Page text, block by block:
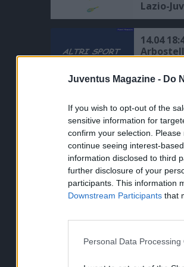
Juventus Magazine - Do
If you wish to opt-out of the
sensitive information for
confirm your selection.
continue seeing interest-
information disclosed to third
further disclosure of your
participants. This information
Downstream Participants that
Personal Data Processing
Lazio-
14.04
Giorgio
palleggi
31.10
"L'Italia
lieti di